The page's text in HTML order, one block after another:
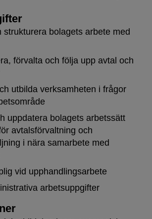
strukturera bolagets arbete med
förvalta och följa upp avtal och
utbilda verksamheten i frågor
uppdatera bolagets arbetssätt
avtalsförvaltning och
i nära samarbete med
vid upphandlingsarbete
arbetsuppgifter